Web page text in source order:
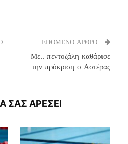
ΕΠΟΜΕΝΟ ΑΡΘΡΟ
Με.. πεντοζάλη καθάρισε
την πρόκριση ο Αστέρας
ΣΑΣ ΑΡΕΣΕΙ